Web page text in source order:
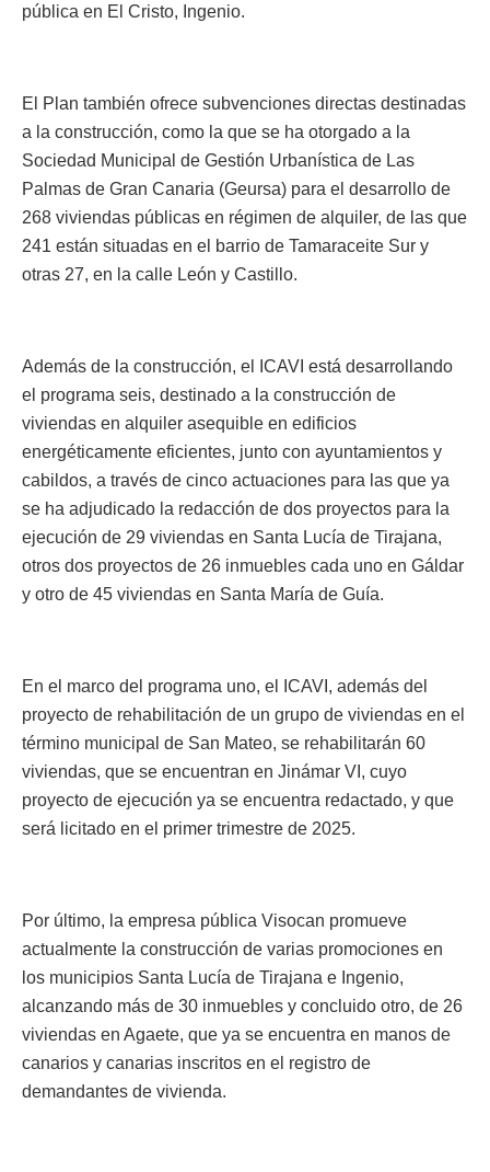
pública en El Cristo, Ingenio.
El Plan también ofrece subvenciones directas destinadas
a la construcción, como la que se ha otorgado a la
Sociedad Municipal de Gestión Urbanística de Las
Palmas de Gran Canaria (Geursa) para el desarrollo de
268 viviendas públicas en régimen de alquiler, de las que
241 están situadas en el barrio de Tamaraceite Sur y
otras 27, en la calle León y Castillo.
Además de la construcción, el ICAVI está desarrollando
el programa seis, destinado a la construcción de
viviendas en alquiler asequible en edificios
energéticamente eficientes, junto con ayuntamientos y
cabildos, a través de cinco actuaciones para las que ya
se ha adjudicado la redacción de dos proyectos para la
ejecución de 29 viviendas en Santa Lucía de Tirajana,
otros dos proyectos de 26 inmuebles cada uno en Gáldar
y otro de 45 viviendas en Santa María de Guía.
En el marco del programa uno, el ICAVI, además del
proyecto de rehabilitación de un grupo de viviendas en el
término municipal de San Mateo, se rehabilitarán 60
viviendas, que se encuentran en Jinámar VI, cuyo
proyecto de ejecución ya se encuentra redactado, y que
será licitado en el primer trimestre de 2025.
Por último, la empresa pública Visocan promueve
actualmente la construcción de varias promociones en
los municipios Santa Lucía de Tirajana e Ingenio,
alcanzando más de 30 inmuebles y concluido otro, de 26
viviendas en Agaete, que ya se encuentra en manos de
canarios y canarias inscritos en el registro de
demandantes de vivienda.